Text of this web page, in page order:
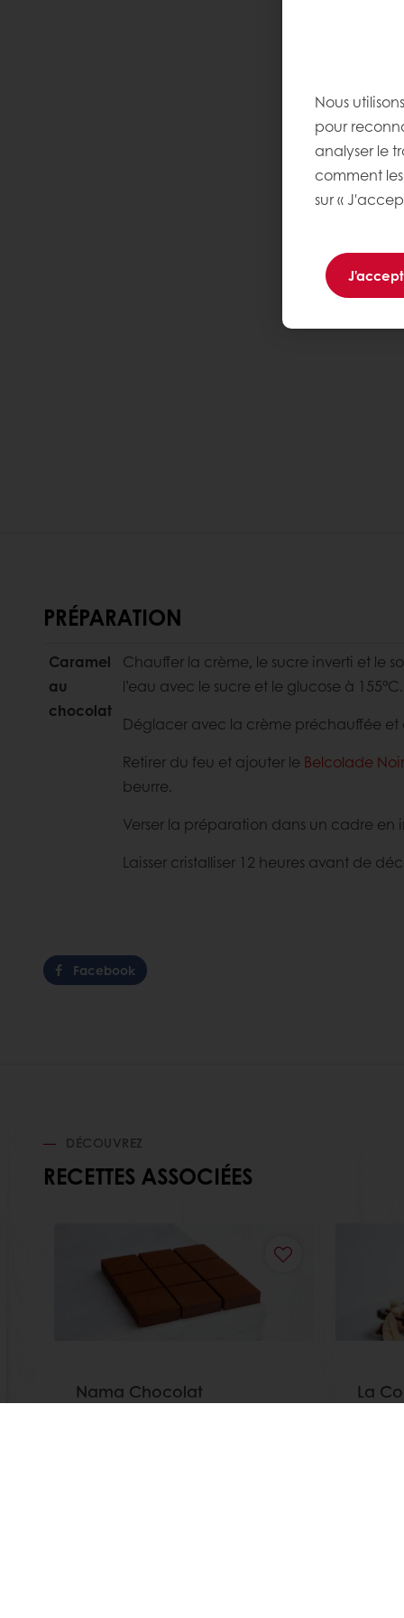
PRÉPARATION
Caramel
au
chocolat
Chauffer la crème, le sucre inverti et le
l’eau avec le sucre et le glucose à 155°C.
Déglacer avec la crème préchauffée et
Retirer du feu et ajouter le Belcolade
beurre.
Verser la préparation dans un cadre en
Laisser cristalliser 12 heures avant de
Facebook
DÉCOUVREZ
RECETTES ASSOCIÉES
Nama Chocolat La
Nous
pour
analyser le
comment
sur «